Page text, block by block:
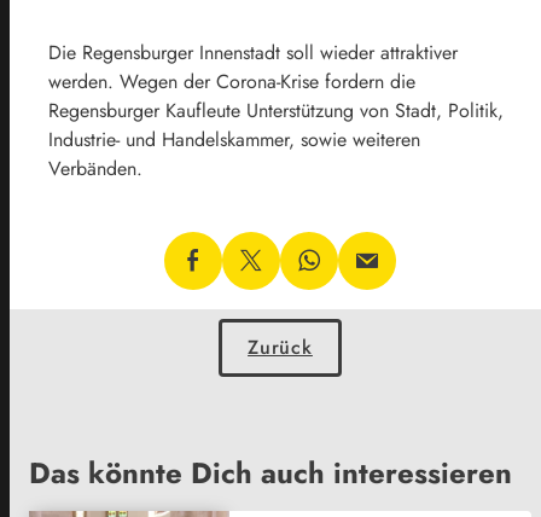
Die Regensburger Innenstadt soll wieder attraktiver
werden. Wegen der Corona-Krise fordern die
Regensburger Kaufleute Unterstützung von Stadt, Politik,
Industrie- und Handelskammer, sowie weiteren
Verbänden.
Zurück
Das könnte Dich auch interessieren